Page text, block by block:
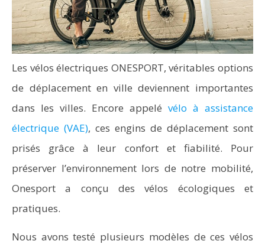
Les vélos électriques ONESPORT, véritables options
de déplacement en ville deviennent importantes
dans les villes. Encore appelé vélo à assistance
électrique (VAE), ces engins de déplacement sont
prisés grâce à leur confort et fiabilité. Pour
préserver l’environnement lors de notre mobilité,
Onesport a conçu des vélos écologiques et
pratiques.
Nous avons testé plusieurs modèles de ces vélos